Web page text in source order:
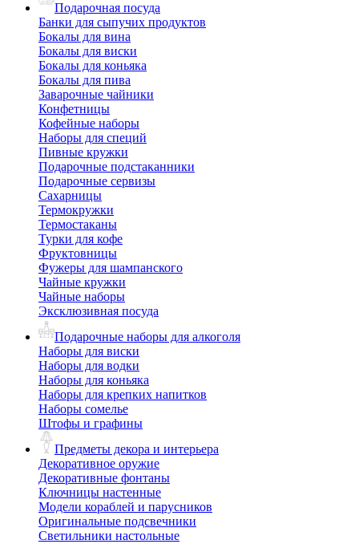
Подарочная посуда
Банки для сыпучих продуктов
Бокалы для вина
Бокалы для виски
Бокалы для коньяка
Бокалы для пива
Заварочные чайники
Конфетницы
Кофейные наборы
Наборы для специй
Пивные кружки
Подарочные подстаканники
Подарочные сервизы
Сахарницы
Термокружки
Термостаканы
Турки для кофе
Фруктовницы
Фужеры для шампанского
Чайные кружки
Чайные наборы
Эксклюзивная посуда
Подарочные наборы для алкоголя
Наборы для виски
Наборы для водки
Наборы для коньяка
Наборы для крепких напитков
Наборы сомелье
Штофы и графины
Предметы декора и интерьера
Декоративное оружие
Декоративные фонтаны
Ключницы настенные
Модели кораблей и парусников
Оригинальные подсвечники
Светильники настольные